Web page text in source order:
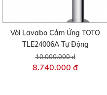
Vòi Lavabo Cảm Ứng TOTO
TLE24006A Tự Động
10.000.000 đ
8.740.000 đ